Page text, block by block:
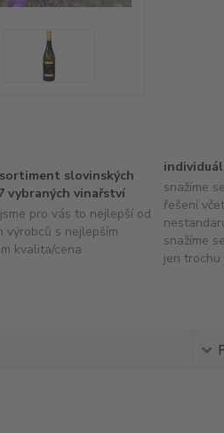
slovinských
vybraných vinařství
pro vás to nejlepší od
výrobců s nejlepším
kvalita/cena
snažíme
řešení
snažíme
jen trochu